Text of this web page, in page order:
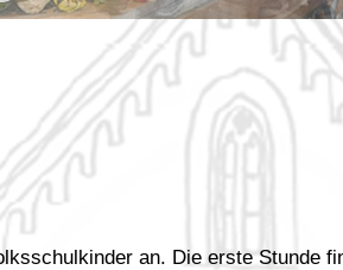
an. Die erste Stunde